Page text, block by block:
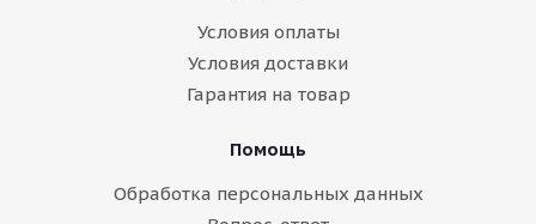
Условия оплаты
Условия доставки
Гарантия на товар
Помощь
Обработка персональных данных